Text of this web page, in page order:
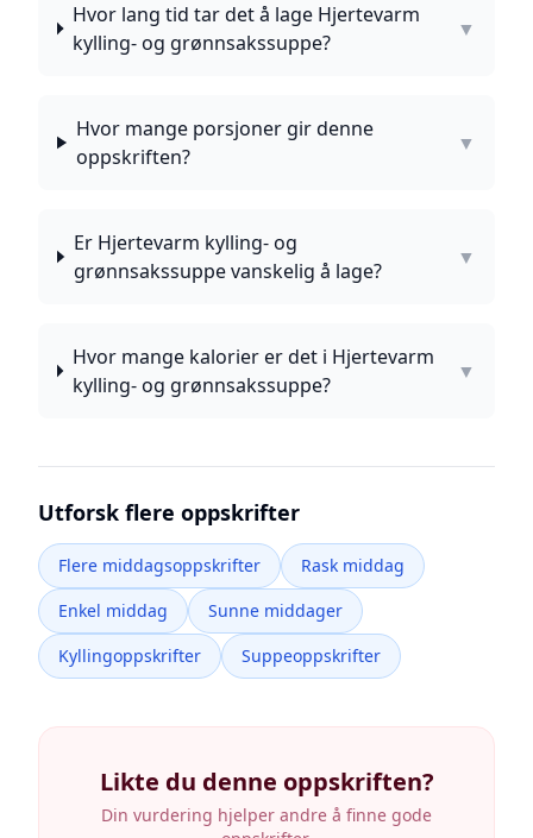
Hvor lang tid tar det å lage Hjertevarm
kylling- og grønnsakssuppe?
▼
Hvor mange porsjoner gir denne
oppskriften?
▼
Er Hjertevarm kylling- og
grønnsakssuppe vanskelig å lage?
▼
Hvor mange kalorier er det i Hjertevarm
kylling- og grønnsakssuppe?
▼
Utforsk flere oppskrifter
Flere middagsoppskrifter
Rask middag
Enkel middag
Sunne middager
Kyllingoppskrifter
Suppeoppskrifter
Likte du denne oppskriften?
Din vurdering hjelper andre å finne gode